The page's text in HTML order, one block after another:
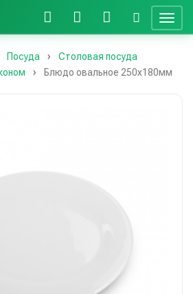
Посуда
Столовая посуда
Блюдо овальное 250х180мм